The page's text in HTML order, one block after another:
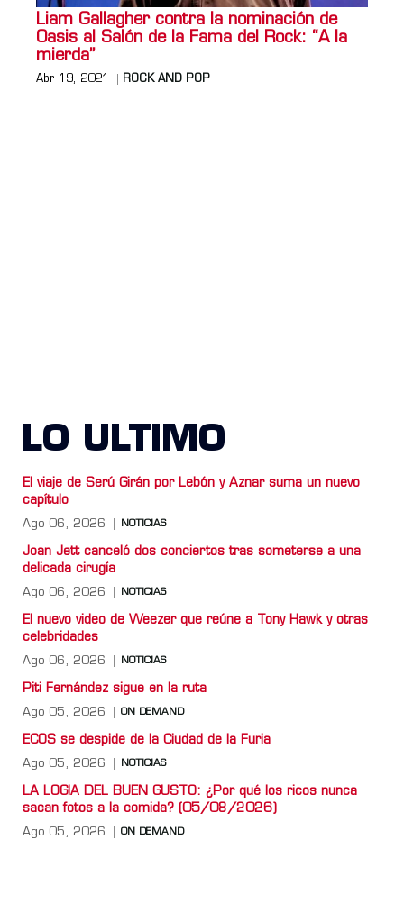
Liam Gallagher contra la nominación de
Oasis al Salón de la Fama del Rock: “A la
mierda”
Abr 19, 2021 ROCK AND POP
LO ULTIMO
El viaje de Serú Girán por Lebón y Aznar suma un nuevo
capítulo
Ago 06, 2026 NOTICIAS
Joan Jett canceló dos conciertos tras someterse a una
delicada cirugía
Ago 06, 2026 NOTICIAS
El nuevo video de Weezer que reúne a Tony Hawk y otras
celebridades
Ago 06, 2026 NOTICIAS
Piti Fernández sigue en la ruta
Ago 05, 2026 ON DEMAND
ECOS se despide de la Ciudad de la Furia
Ago 05, 2026 NOTICIAS
LA LOGIA DEL BUEN GUSTO: ¿Por qué los ricos nunca
sacan fotos a la comida? (05/08/2026)
Ago 05, 2026 ON DEMAND